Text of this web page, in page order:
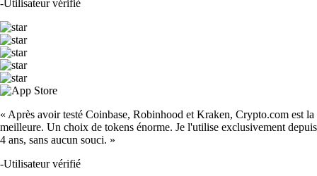
-Utilisateur vérifié
« Après avoir testé Coinbase, Robinhood et Kraken, Crypto.com est la
meilleure. Un choix de tokens énorme. Je l'utilise exclusivement depuis
4 ans, sans aucun souci. »
-Utilisateur vérifié